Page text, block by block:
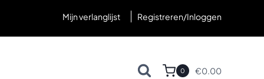
Mijn verlanglijst Registreren/Inloggen
0 €0.00